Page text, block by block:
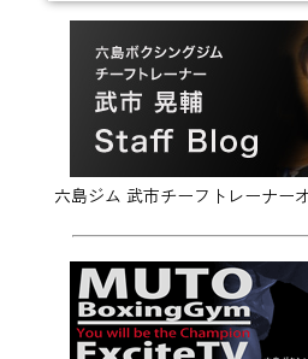
六島ジム 武市チーフトレーナー